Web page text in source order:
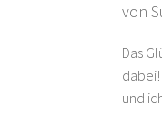
von
Das
dabei!
und